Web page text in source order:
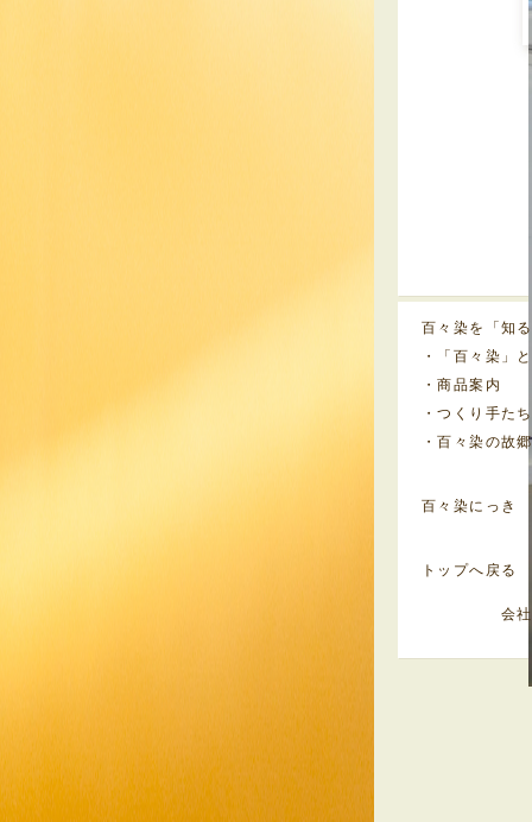
百々染を「知
・「百々染」
・商品案内
・つくり手たち
・百々染の故郷
百々染にっき
トップへ戻る
会